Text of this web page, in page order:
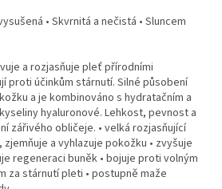
• Skvrnitá a nečistá • Sluncem
a rozjasňuje pleť přírodními
proti účinkům stárnutí. Silné působení
a je kombinováno s hydratačním a
hyaluronové. Lehkost, pevnost a
zářivého obličeje. • velká rozjasňující
a vyhlazuje pokožku • zvyšuje
regeneraci buněk • bojuje proti volným
za stárnutí pleti • postupně maže